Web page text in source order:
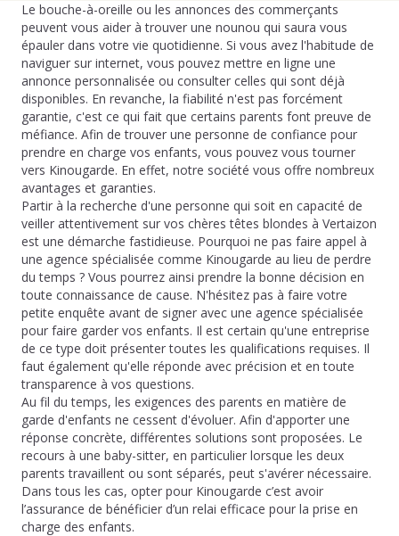
Le bouche-à-oreille ou les annonces des commerçants
peuvent vous aider à trouver une nounou qui saura vous
épauler dans votre vie quotidienne. Si vous avez l'habitude de
naviguer sur internet, vous pouvez mettre en ligne une
annonce personnalisée ou consulter celles qui sont déjà
disponibles. En revanche, la fiabilité n'est pas forcément
garantie, c'est ce qui fait que certains parents font preuve de
méfiance. Afin de trouver une personne de confiance pour
prendre en charge vos enfants, vous pouvez vous tourner
vers Kinougarde. En effet, notre société vous offre nombreux
avantages et garanties.
Partir à la recherche d'une personne qui soit en capacité de
veiller attentivement sur vos chères têtes blondes à Vertaizon
est une démarche fastidieuse. Pourquoi ne pas faire appel à
une agence spécialisée comme Kinougarde au lieu de perdre
du temps ? Vous pourrez ainsi prendre la bonne décision en
toute connaissance de cause. N'hésitez pas à faire votre
petite enquête avant de signer avec une agence spécialisée
pour faire garder vos enfants. Il est certain qu'une entreprise
de ce type doit présenter toutes les qualifications requises. Il
faut également qu'elle réponde avec précision et en toute
transparence à vos questions.
Au fil du temps, les exigences des parents en matière de
garde d'enfants ne cessent d'évoluer. Afin d'apporter une
réponse concrète, différentes solutions sont proposées. Le
recours à une baby-sitter, en particulier lorsque les deux
parents travaillent ou sont séparés, peut s'avérer nécessaire.
Dans tous les cas, opter pour Kinougarde c’est avoir
l’assurance de bénéficier d’un relai efficace pour la prise en
charge des enfants.